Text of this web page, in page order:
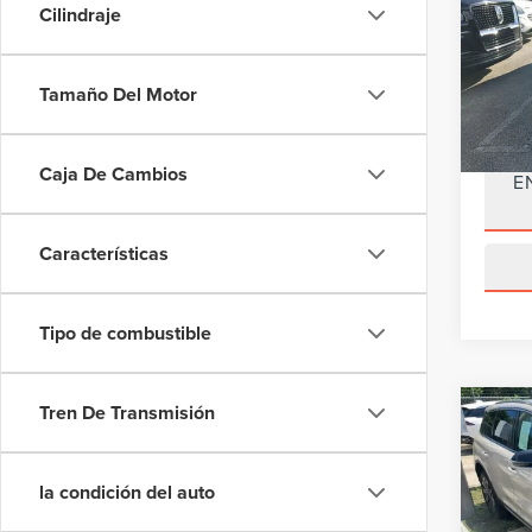
Cilindraje
Tamaño Del Motor
Caja De Cambios
Características
Tipo de combustible
Tren De Transmisión
la condición del auto
VIN:
Precio
VIN: